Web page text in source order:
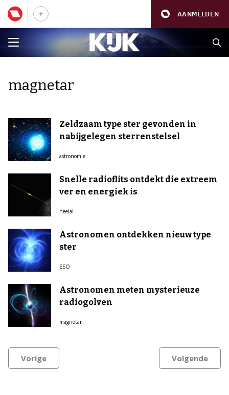
AANMELDEN
magnetar
Zeldzaam type ster gevonden in
nabijgelegen sterrenstelsel
astronomie
Snelle radioflits ontdekt die extreem
ver en energiek is
heelal
Astronomen ontdekken nieuw type
ster
ESO
Astronomen meten mysterieuze
radiogolven
magnetar
Vorige Volgende